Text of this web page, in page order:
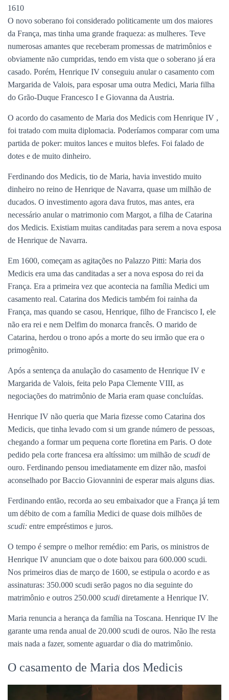
1610
O novo soberano foi considerado politicamente um dos maiores
da França, mas tinha uma grande fraqueza: as mulheres. Teve
numerosas amantes que receberam promessas de matrimônios e
obviamente não cumpridas, tendo em vista que o soberano já era
casado. Porém, Henrique IV conseguiu anular o casamento com
Margarida de Valois, para esposar uma outra Medici, Maria filha
do Grão-Duque Francesco I e Giovanna da Austria.
O acordo do casamento de Maria dos Medicis com Henrique IV ,
foi tratado com muita diplomacia. Poderíamos comparar com uma
partida de poker: muitos lances e muitos blefes. Foi falado de
dotes e de muito dinheiro.
Ferdinando dos Medicis, tio de Maria, havia investido muito
dinheiro no reino de Henrique de Navarra, quase um milhão de
ducados. O investimento agora dava frutos, mas antes, era
necessário anular o matrimonio com Margot, a filha de Catarina
dos Medicis. Existiam muitas canditadas para serem a nova esposa
de Henrique de Navarra.
Em 1600, começam as agitações no Palazzo Pitti: Maria dos
Medicis era uma das canditadas a ser a nova esposa do rei da
França. Era a primeira vez que acontecia na família Medici um
casamento real. Catarina dos Medicis também foi rainha da
França, mas quando se casou, Henrique, filho de Francisco I, ele
não era rei e nem Delfim do monarca francês. O marido de
Catarina, herdou o trono após a morte do seu irmão que era o
primogênito.
Após a sentença da anulação do casamento de Henrique IV e
Margarida de Valois, feita pelo Papa Clemente VIII, as
negociações do matrimônio de Maria eram quase concluídas.
Henrique IV não queria que Maria fizesse como Catarina dos
Medicis, que tinha levado com si um grande número de pessoas,
chegando a formar um pequena corte floretina em Paris. O dote
pedido pela corte francesa era altíssimo: um milhão de scudi de
ouro. Ferdinando pensou imediatamente em dizer não, masfoi
aconselhado por Baccio Giovannini de esperar mais alguns dias.
Ferdinando então, recorda ao seu embaixador que a França já tem
um débito de com a família Medici de quase dois milhões de
scudi: entre empréstimos e juros.
O tempo é sempre o melhor remédio: em Paris, os ministros de
Henrique IV anunciam que o dote baixou para 600.000 scudi.
Nos primeiros dias de março de 1600, se estipula o acordo e as
assinaturas: 350.000 scudi serão pagos no dia seguinte do
matrimônio e outros 250.000 scudi diretamente a Henrique IV.
Maria renuncia a herança da família na Toscana. Henrique IV lhe
garante uma renda anual de 20.000 scudi de ouros. Não lhe resta
mais nada a fazer, somente aguardar o dia do matrimônio.
O casamento de Maria dos Medicis